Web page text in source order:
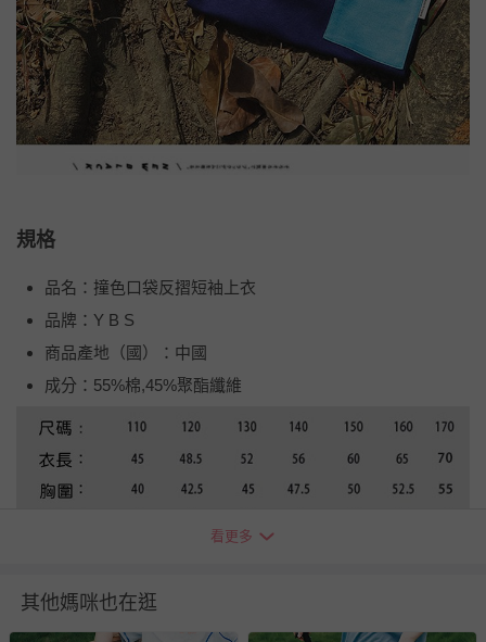
規格
品名：撞色口袋反摺短袖上衣
品牌：Y B S
商品產地（國）：中國
成分：55%棉,45%聚酯纖維
看更多
其他媽咪也在逛